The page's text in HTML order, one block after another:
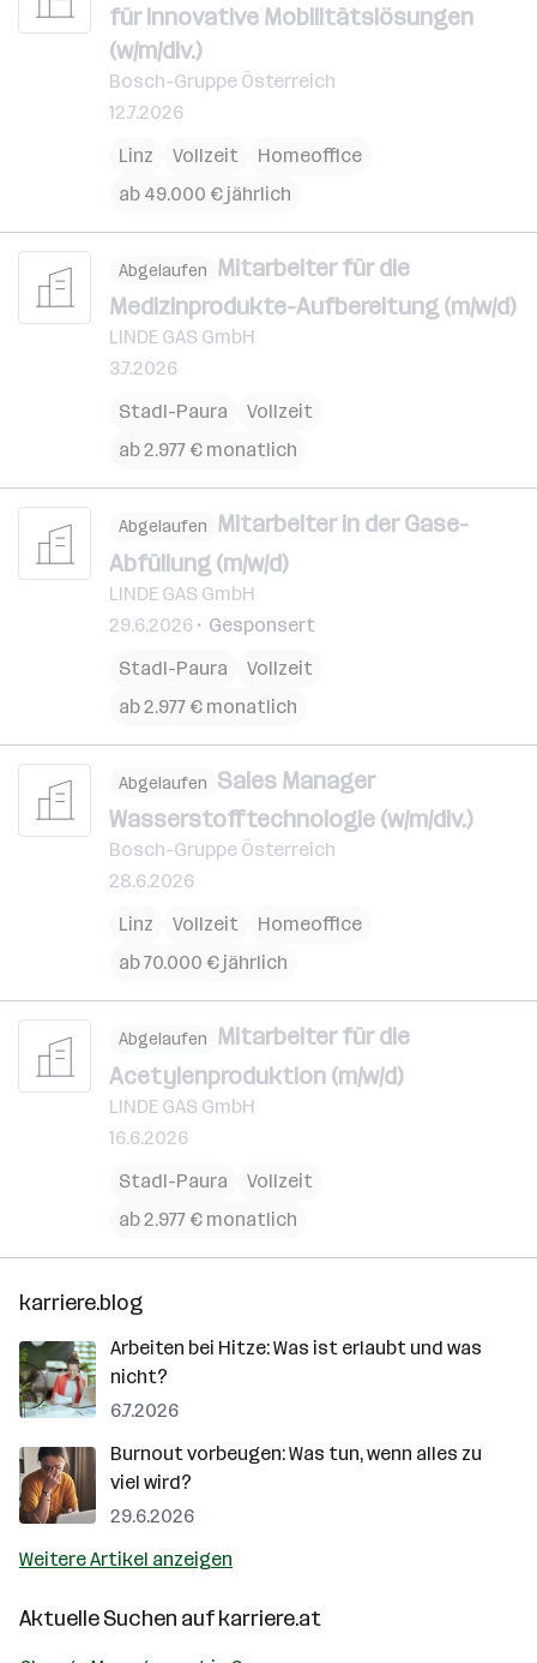
für innovative Mobilitätslösungen
(w/m/div.)
Bosch-Gruppe Österreich
12.7.2026
Linz
Vollzeit
Homeoffice
ab 49.000 € jährlich
Abgelaufen Mitarbeiter für die
Medizinprodukte-Aufbereitung (m/w/d)
LINDE GAS GmbH
3.7.2026
Stadl-Paura
Vollzeit
ab 2.977 € monatlich
Abgelaufen Mitarbeiter in der Gase-
Abfüllung (m/w/d)
LINDE GAS GmbH
29.6.2026
Gesponsert
Stadl-Paura
Vollzeit
ab 2.977 € monatlich
Abgelaufen Sales Manager
Wasserstofftechnologie (w/m/div.)
Bosch-Gruppe Österreich
28.6.2026
Linz
Vollzeit
Homeoffice
ab 70.000 € jährlich
Abgelaufen Mitarbeiter für die
Acetylenproduktion (m/w/d)
LINDE GAS GmbH
16.6.2026
Stadl-Paura
Vollzeit
ab 2.977 € monatlich
karriere.blog
Arbeiten bei Hitze: Was ist erlaubt und was
nicht?
6.7.2026
Burnout vorbeugen: Was tun, wenn alles zu
viel wird?
29.6.2026
Weitere Artikel anzeigen
Aktuelle Suchen aufkarriere.at